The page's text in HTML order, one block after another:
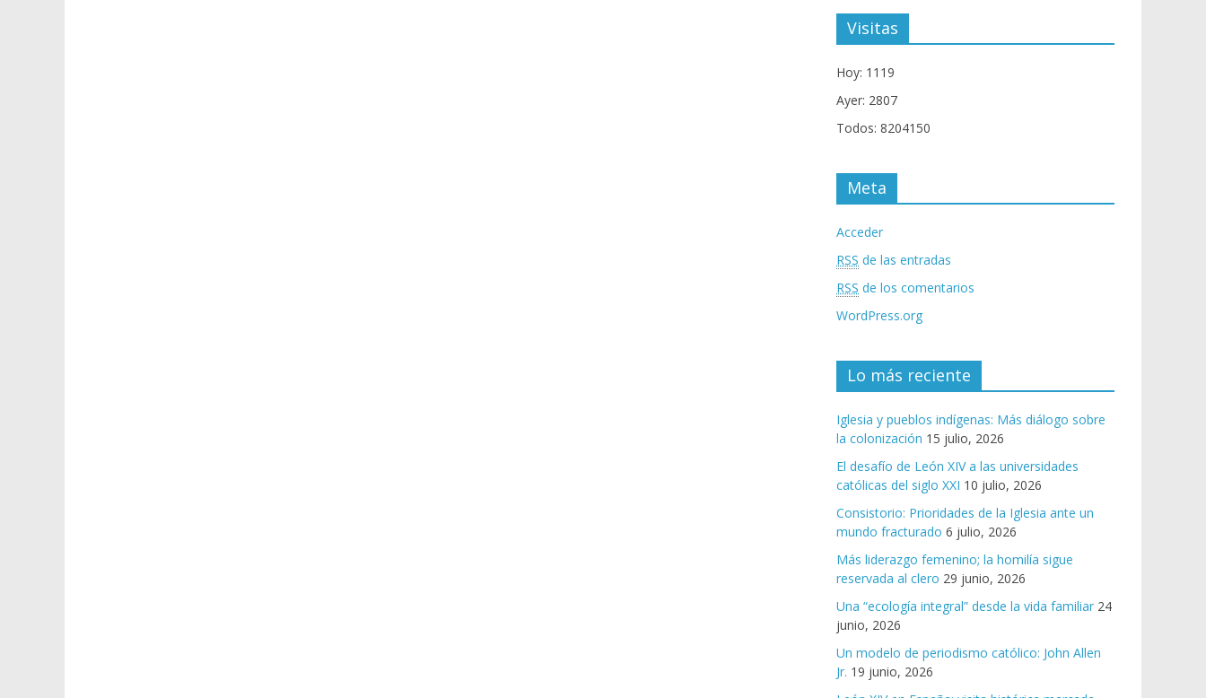
Visitas
Hoy: 1119
Ayer: 2807
Todos: 8204150
Meta
Acceder
RSS de las entradas
RSS de los comentarios
WordPress.org
Lo más reciente
Iglesia y pueblos indígenas: Más diálogo sobre
la colonización 15 julio, 2026
El desafío de León XIV a las universidades
católicas del siglo XXI 10 julio, 2026
Consistorio: Prioridades de la Iglesia ante un
mundo fracturado 6 julio, 2026
Más liderazgo femenino; la homilía sigue
reservada al clero 29 junio, 2026
Una “ecología integral” desde la vida familiar 24
junio, 2026
Un modelo de periodismo católico: John Allen
Jr. 19 junio, 2026